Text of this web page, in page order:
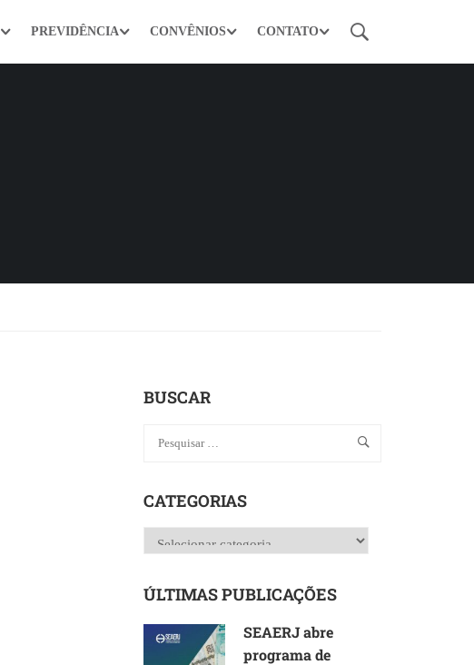
PREVIDÊNCIA CONVÊNIOS CONTATO
BUSCAR
CATEGORIAS
Categorias
ÚLTIMAS PUBLICAÇÕES
SEAERJ abre
programa de